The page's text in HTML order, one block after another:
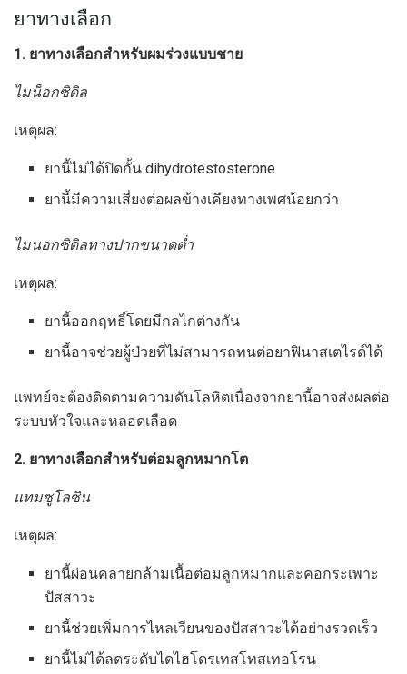
ยาทางเลือก
1. ยาทางเลือกสำหรับผมร่วงแบบชาย
ไมน็อกซิดิล
เหตุผล:
ยานี้ไม่ได้ปิดกั้น dihydrotestosterone
ยานี้มีความเสี่ยงต่อผลข้างเคียงทางเพศน้อยกว่า
ไมนอกซิดิลทางปากขนาดต่ำ
เหตุผล:
ยานี้ออกฤทธิ์โดยมีกลไกต่างกัน
ยานี้อาจช่วยผู้ป่วยที่ไม่สามารถทนต่อยาฟินาสเตไรด์ได้
แพทย์จะต้องติดตามความดันโลหิตเนื่องจากยานี้อาจส่งผลต่อ
ระบบหัวใจและหลอดเลือด
2. ยาทางเลือกสำหรับต่อมลูกหมากโต
แทมซูโลซิน
เหตุผล:
ยานี้ผ่อนคลายกล้ามเนื้อต่อมลูกหมากและคอกระเพาะ
ปัสสาวะ
ยานี้ช่วยเพิ่มการไหลเวียนของปัสสาวะได้อย่างรวดเร็ว
ยานี้ไม่ได้ลดระดับไดไฮโดรเทสโทสเทอโรน